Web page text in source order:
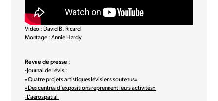
Vidéo : David B. Ricard
Montage : Annie Hardy
Revue de presse :
-Journal de Lévis :
«Quatre projets artistiques lévisiens soutenus»
«Des centres d’expositions reprennent leurs activités»
-L’aérospatial